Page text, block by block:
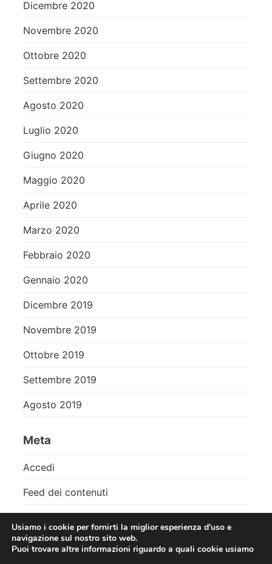
Dicembre 2020
Novembre 2020
Ottobre 2020
Settembre 2020
Agosto 2020
Luglio 2020
Giugno 2020
Maggio 2020
Aprile 2020
Marzo 2020
Febbraio 2020
Gennaio 2020
Dicembre 2019
Novembre 2019
Ottobre 2019
Settembre 2019
Agosto 2019
Meta
Accedi
Feed dei contenuti
Feed dei commenti
WordPress.org
Usiamo i cookie per fornirti la miglior esperienza d'uso e
navigazione sul nostro sito web.
Puoi trovare altre informazioni riguardo a quali cookie usiamo